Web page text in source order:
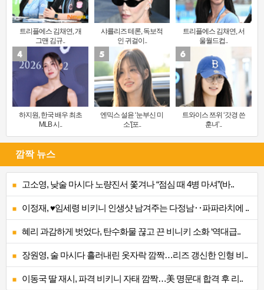
트리플에스 김채연, 개
그맨 김규..
샤를리즈 테론, 독보적
인 귀걸이..
트리플에스 김채연, 서
울월드컵..
하지원, 한국 배우 최초
MLB 시..
엔믹스 설윤 ‘눈부신 미
소’[포..
트와이스 쯔위 ‘갓경 쓴
훈녀’..
깜짝 뉴스
고소영, 낮술 마시다 노량진서 쫓겨나 “점심 때 4병 마셔”(바..
이정재, ♥임세령 비키니 인생샷 남겨주는 다정남‥파파라치에 ..
혜리 과감하게 벗었다, 탄수화물 끊고 끈 비니키 소화 ‘역대급..
장원영, 술 마시다 흘러내린 옷자락 깜짝…리즈 갱신한 인형 비..
이동국 딸 재시, 파격 비키니 자태 깜짝…美 명문대 합격 후 리..